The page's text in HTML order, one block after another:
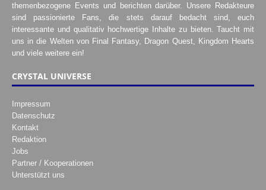
themenbezogene Events und berichten darüber. Unsere Redakteure
sind passionierte Fans, die stets darauf bedacht sind, euch
interessante und qualitativ hochwertige Inhalte zu bieten. Taucht mit
uns in die Welten von Final Fantasy, Dragon Quest, Kingdom Hearts
und viele weitere ein!
CRYSTAL UNIVERSE
Impressum
Datenschutz
Kontakt
Redaktion
Jobs
Partner / Kooperationen
Unterstützt uns